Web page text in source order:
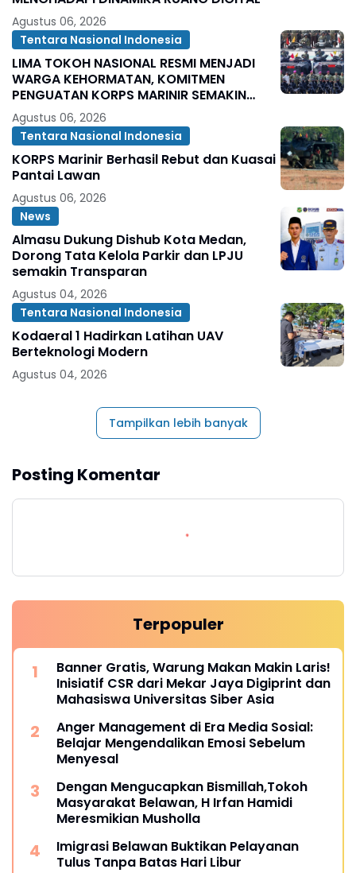
Agustus 06, 2026
Tentara Nasional Indonesia
LIMA TOKOH NASIONAL RESMI MENJADI
WARGA KEHORMATAN, KOMITMEN
PENGUATAN KORPS MARINIR SEMAKIN
SOLID
Agustus 06, 2026
Tentara Nasional Indonesia
KORPS Marinir Berhasil Rebut dan Kuasai
Pantai Lawan
Agustus 06, 2026
News
Almasu Dukung Dishub Kota Medan,
Dorong Tata Kelola Parkir dan LPJU
semakin Transparan
Agustus 04, 2026
Tentara Nasional Indonesia
Kodaeral 1 Hadirkan Latihan UAV
Berteknologi Modern
Agustus 04, 2026
Tampilkan lebih banyak
Posting Komentar
Terpopuler
Banner Gratis, Warung Makan Makin Laris!
Inisiatif CSR dari Mekar Jaya Digiprint dan
Mahasiswa Universitas Siber Asia
Anger Management di Era Media Sosial:
Belajar Mengendalikan Emosi Sebelum
Menyesal
Dengan Mengucapkan Bismillah,Tokoh
Masyarakat Belawan, H Irfan Hamidi
Meresmikian Musholla
Imigrasi Belawan Buktikan Pelayanan
Tulus Tanpa Batas Hari Libur